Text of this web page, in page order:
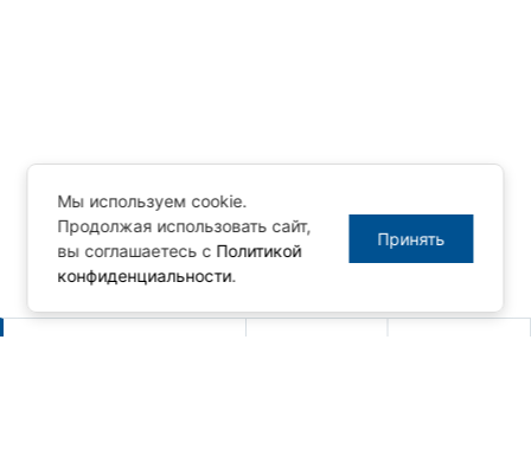
Мы используем cookie.
Продолжая использовать сайт,
вы соглашаетесь с Политикой
конфиденциальности.
Принять